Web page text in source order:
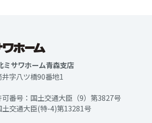
ミサワホーム青森支店
字八ツ橋90番地1
番号：国土交通大臣（9）第3827号
交通大臣(特-4)第13281号